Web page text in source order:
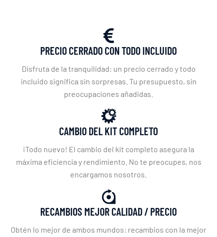
PRECIO CERRADO CON TODO INCLUIDO
Disfruta de la tranquilidad: un precio cerrado y todo
incluido significa sin sorpresas. Tu presupuesto, sin
preocupaciones añadidas.
CAMBIO DEL KIT COMPLETO
¡Todo nuevo! El cambio del kit completo asegura la
máxima eficiencia y rendimiento. No te preocupes, nos
encargamos nosotros.
RECAMBIOS MEJOR CALIDAD / PRECIO
Obtén lo mejor de ambos mundos: recambios con la mejor